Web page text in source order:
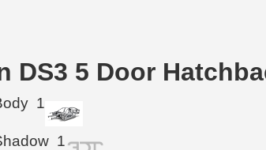
DS3 5 Door
1
1